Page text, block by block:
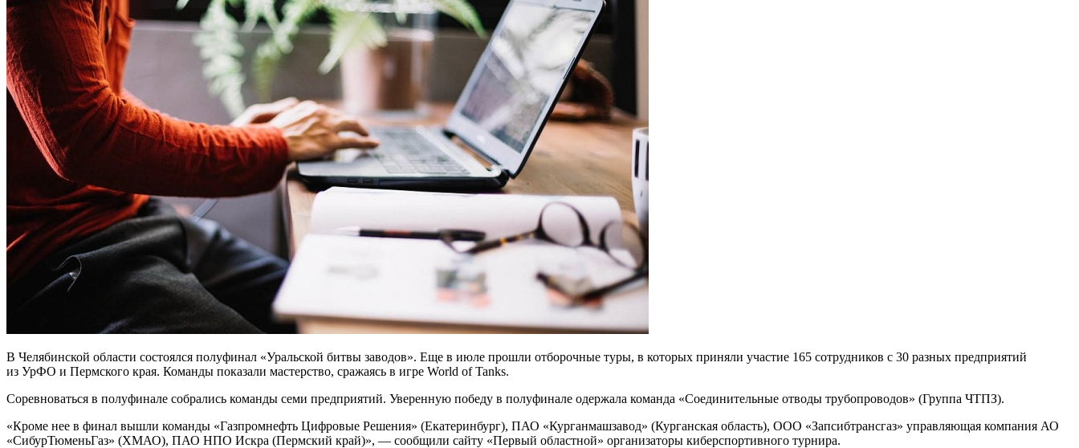
В Челябинской области состоялся полуфинал «Уральской битвы заводов». Еще в июле прошли отборочные туры, в которых приняли участие 165 сотрудников с 30 разных предприятий
из УрФО и Пермского края. Команды показали мастерство, сражаясь в игре World of Tanks.
Соревноваться в полуфинале собрались команды семи предприятий. Уверенную победу в полуфинале одержала команда «Соединительные отводы трубопроводов» (Группа ЧТПЗ).
«Кроме нее в финал вышли команды «Газпромнефть Цифровые Решения» (Екатеринбург), ПАО «Курганмашзавод» (Курганская область), ООО «Запсибтрансгаз» управляющая компания АО
«СибурТюменьГаз» (ХМАО), ПАО НПО Искра (Пермский край)», — сообщили сайту «Первый областной» организаторы киберспортивного турнира.